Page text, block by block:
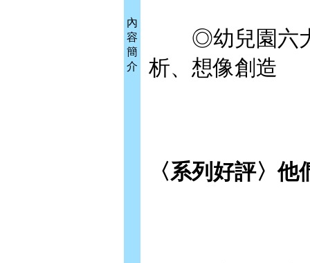
內
容
簡
介
◎幼兒園六大
析、想像創造
〈系列好評〉